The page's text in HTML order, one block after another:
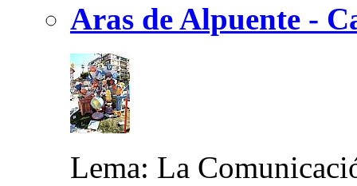
Aras de Alpuente -
Lema: La